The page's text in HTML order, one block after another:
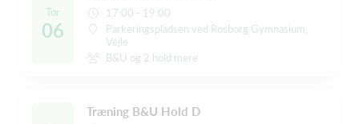
Tor
06
17:00 - 19:00
Parkeringspladsen ved Rosborg Gymnasium,
Vejle
B&U og 2 hold mere
Træning B&U Hold D